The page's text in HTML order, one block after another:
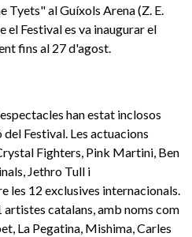
Tyets" al Guíxols Arena (Z. E.
el Festival es va inaugurar el
fins al 27 d'agost.
han estat inclosos
Festival. Les actuacions
Fighters, Pink Martini, Ben
Jethro Tull i
les 12 exclusives internacionals.
catalans, amb noms com
La Pegatina, Mishima, Carles